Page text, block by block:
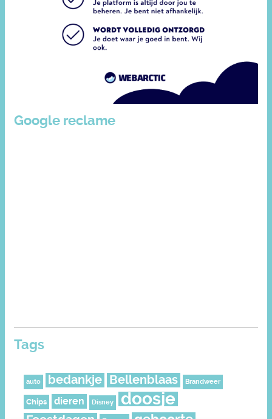
Google reclame
Tags
auto bedankje Bellenblaas Brandweer
Chips dieren Disney doosje